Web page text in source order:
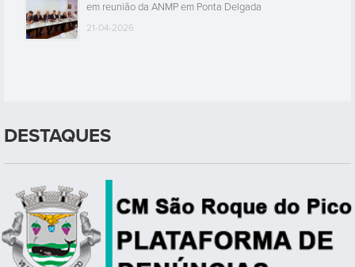
em reunião da ANMP em Ponta Delgada
21-04-2026
DESTAQUES